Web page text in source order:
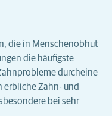
die in Menschenobhut
die häufigste
durcheine
erbliche Zahn- und
bei sehr